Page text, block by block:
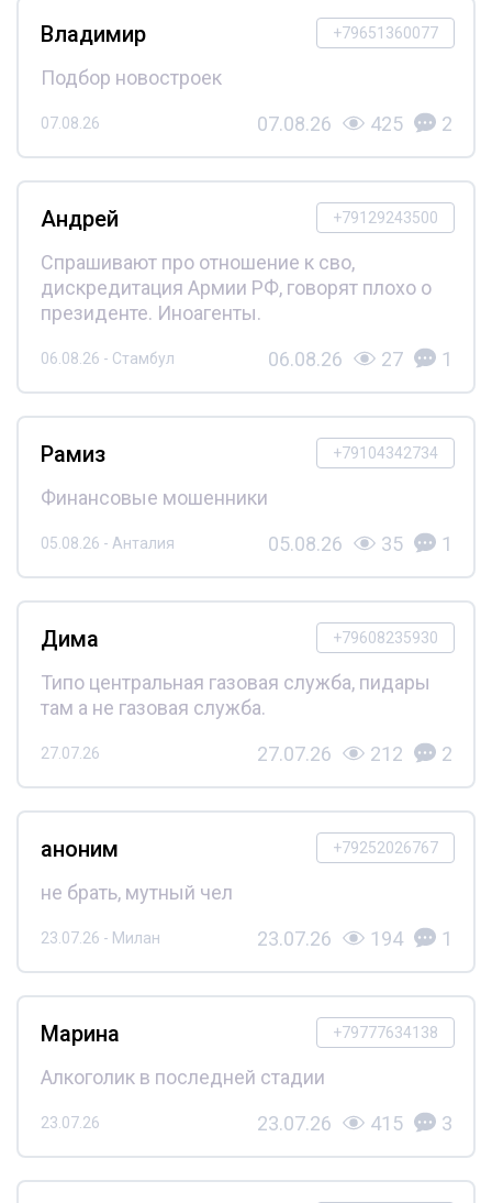
+79651360077
Владимир
Подбор новостроек
07.08.26 07.08.26 425 2
+79129243500
Андрей
Спрашивают про отношение к сво,
дискредитация Армии РФ, говорят плохо о
президенте. Иноагенты.
06.08.26 - Стамбул 06.08.26 27 1
+79104342734
Рамиз
Финансовые мошенники
05.08.26 - Анталия 05.08.26 35 1
+79608235930
Дима
Типо центральная газовая служба, пидары
там а не газовая служба.
27.07.26 27.07.26 212 2
+79252026767
аноним
не брать, мутный чел
23.07.26 - Милан 23.07.26 194 1
+79777634138
Марина
Алкоголик в последней стадии
23.07.26 23.07.26 415 3